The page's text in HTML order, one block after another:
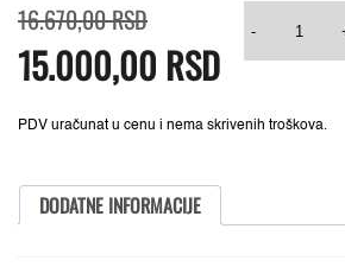
16.670,00RSDcena
je
bila:
16.670,00 RSD.
15.000,00 RSD
cena
je:
15.000,00 RSD.
PDV uračunat u cenu i nema skrivenih troškova.
-
usisivač
i
DODATNE INFORMACIJE